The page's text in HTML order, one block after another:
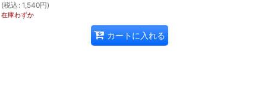
(税込 : 1,540円)
在庫わずか
カートに入れる